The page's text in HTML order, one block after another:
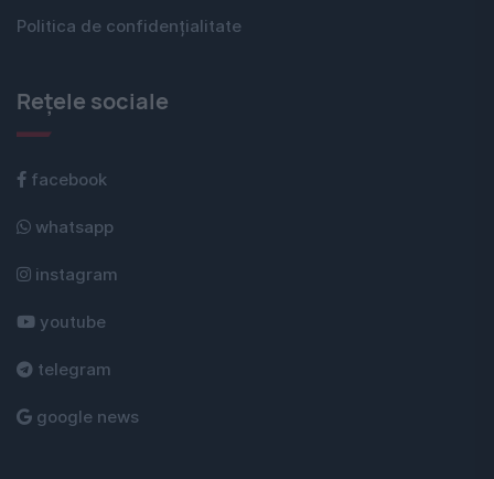
Politica de confidențialitate
Rețele sociale
facebook
whatsapp
instagram
youtube
telegram
google news